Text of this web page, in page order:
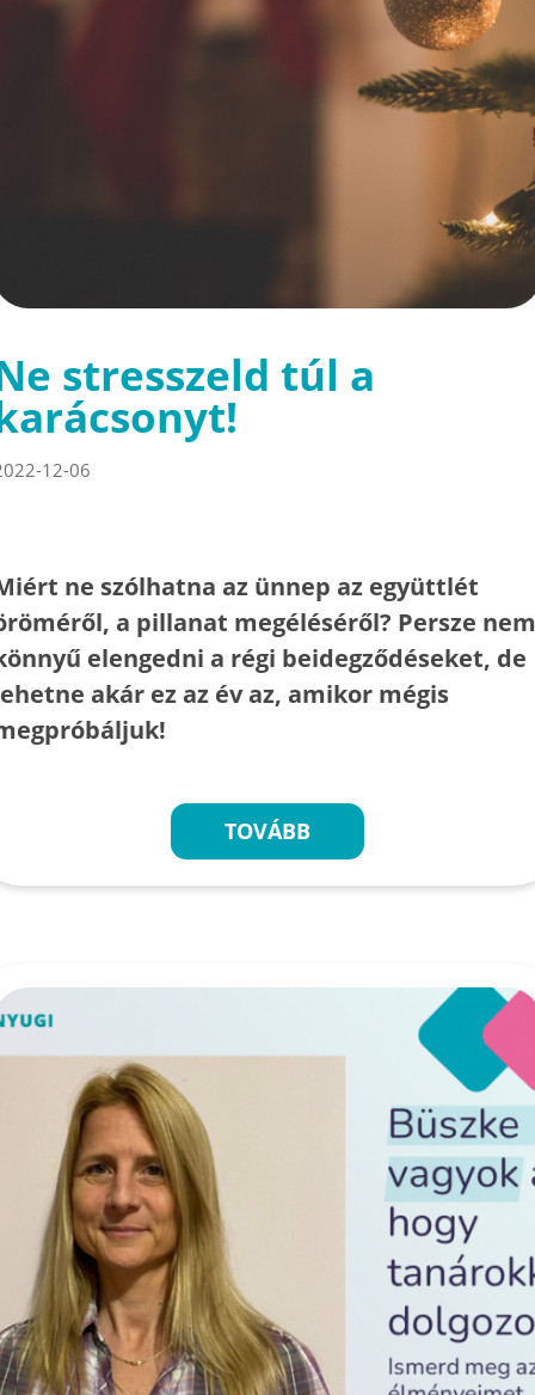
stresszeld túl a
12-06
ne szólhatna az ünnep az együttlét
a pillanat megéléséről? Persze nem
elengedni a régi beidegződéseket, de
akár ez az év az, amikor mégis
TOVÁBB